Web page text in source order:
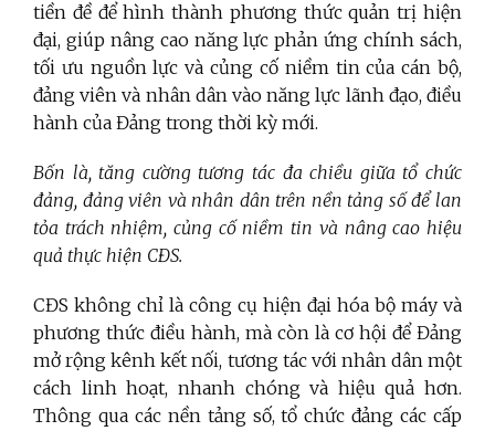
tiền đề để hình thành phương thức quản trị hiện
đại, giúp nâng cao năng lực phản ứng chính sách,
tối ưu nguồn lực và củng cố niềm tin của cán bộ,
đảng viên và nhân dân vào năng lực lãnh đạo, điều
hành của Đảng trong thời kỳ mới.
Bốn là, tăng cường tương tác đa chiều giữa tổ chức
đảng, đảng viên và nhân dân trên nền tảng số để lan
tỏa trách nhiệm, củng cố niềm tin và nâng cao hiệu
quả thực hiện CĐS.
CĐS không chỉ là công cụ hiện đại hóa bộ máy và
phương thức điều hành, mà còn là cơ hội để Đảng
mở rộng kênh kết nối, tương tác với nhân dân một
cách linh hoạt, nhanh chóng và hiệu quả hơn.
Thông qua các nền tảng số, tổ chức đảng các cấp